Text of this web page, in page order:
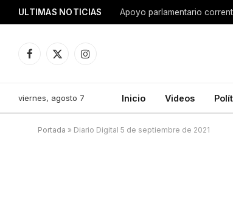
ULTIMAS NOTICIAS Apoyo parlamentario
Facebook
X
Instagram
viernes, agosto 7 Inicio Videos
Portada » Diario Digital 5 de septiembre de 2021